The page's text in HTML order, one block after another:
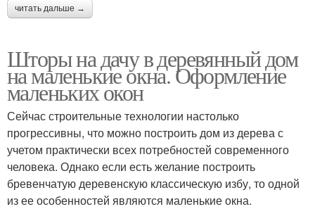
читать дальше →
Шторы на дачу в деревянный дом
на маленькие окна. Оформление
маленьких окон
Сейчас строительные технологии настолько
прогрессивны, что можно построить дом из дерева с
учетом практически всех потребностей современного
человека. Однако если есть желание построить
бревенчатую деревенскую классическую избу, то одной
из ее особенностей являются маленькие окна.